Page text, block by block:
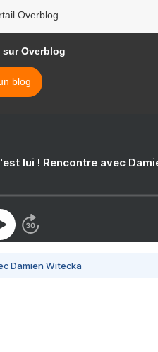
Overblog
Overblog
blog
lui ! Rencontre avec
Damien Witecka